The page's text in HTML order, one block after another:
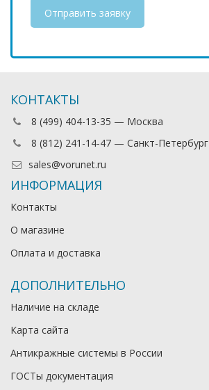
КОНТАКТЫ
8 (499) 404-13-35 — Москва
8 (812) 241-14-47 — Санкт-Петербург
sales@vorunet.ru
ИНФОРМАЦИЯ
Контакты
О магазине
Оплата и доставка
ДОПОЛНИТЕЛЬНО
Наличие на складе
Карта сайта
Антикражные системы в России
ГОСТы документация